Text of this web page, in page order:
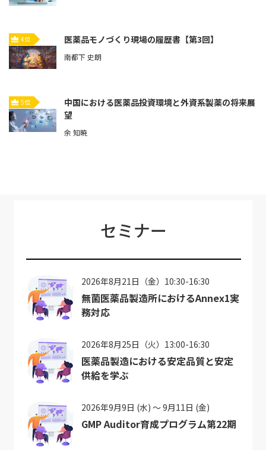
4位 医薬品モノづくり現場の履歴書【第3回】
南都下 史朗
5位
中国における医薬品投資環境と外資系製薬の将来展
望
余 知暁
セミナー
2026年8月21日（金）10:30-16:30
無菌医薬品製造所におけるAnnex1実
務対応
2026年8月25日（火）13:00-16:30
医薬品製造における安定品質と安定
供給を学ぶ
2026年9月9日 (水) ～ 9月11日 (金)
GMP Auditor育成プログラム第22期